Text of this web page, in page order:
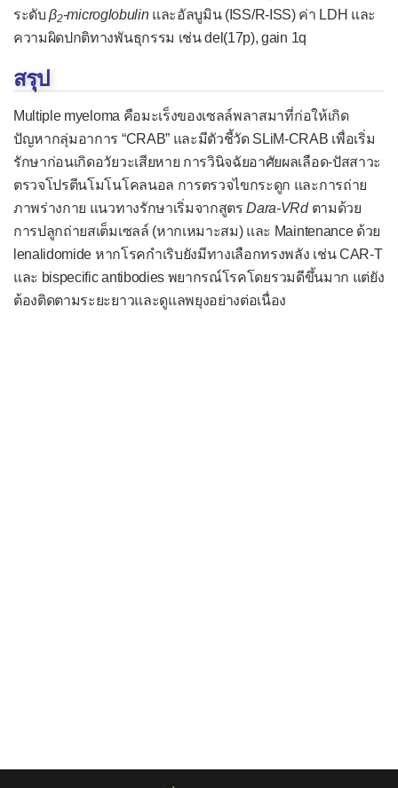
ระดับβ2-microglobulinและอัลบูมิน (ISS/R-ISS) ค่า LDH และ
ความผิดปกติทางพันธุกรรม เช่น del(17p), gain 1q
สรุป
Multiple myeloma คือมะเร็งของเซลล์พลาสมาที่ก่อให้เกิด
ปัญหากลุ่มอาการ “CRAB” และมีตัวชี้วัด SLiM-CRAB เพื่อเริ่ม
รักษาก่อนเกิดอวัยวะเสียหาย การวินิจฉัยอาศัยผลเลือด-ปัสสาวะ
ตรวจโปรตีนโมโนโคลนอล การตรวจไขกระดูก และการถ่าย
ภาพร่างกาย แนวทางรักษาเริ่มจากสูตรDara-VRdตามด้วย
การปลูกถ่ายสเต็มเซลล์ (หากเหมาะสม) และ Maintenance ด้วย
lenalidomide หากโรคกำเริบยังมีทางเลือกทรงพลัง เช่น CAR-T
และ bispecific antibodies พยากรณ์โรคโดยรวมดีขึ้นมาก แต่ยัง
ต้องติดตามระยะยาวและดูแลพยุงอย่างต่อเนื่อง